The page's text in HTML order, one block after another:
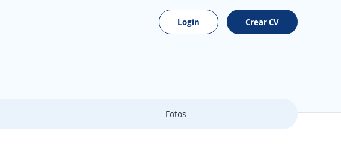
Login Crear CV
Fotos